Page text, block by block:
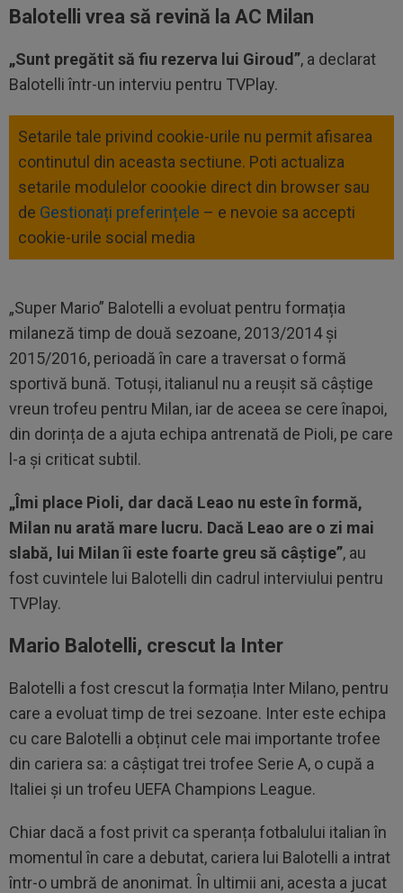
Balotelli vrea să revină la AC Milan
„Sunt pregătit să fiu rezerva lui Giroud”, a declarat
Balotelli într-un interviu pentru TVPlay.
Setarile tale privind cookie-urile nu permit afisarea
continutul din aceasta sectiune. Poti actualiza
setarile modulelor coookie direct din browser sau
de Gestionați preferințele – e nevoie sa accepti
cookie-urile social media
„Super Mario” Balotelli a evoluat pentru formația
milaneză timp de două sezoane, 2013/2014 și
2015/2016, perioadă în care a traversat o formă
sportivă bună. Totuși, italianul nu a reușit să câștige
vreun trofeu pentru Milan, iar de aceea se cere înapoi,
din dorința de a ajuta echipa antrenată de Pioli, pe care
l-a și criticat subtil.
„Îmi place Pioli, dar dacă Leao nu este în formă,
Milan nu arată mare lucru. Dacă Leao are o zi mai
slabă, lui Milan îi este foarte greu să câștige”, au
fost cuvintele lui Balotelli din cadrul interviului pentru
TVPlay.
Mario Balotelli, crescut la Inter
Balotelli a fost crescut la formația Inter Milano, pentru
care a evoluat timp de trei sezoane. Inter este echipa
cu care Balotelli a obținut cele mai importante trofee
din cariera sa: a câștigat trei trofee Serie A, o cupă a
Italiei și un trofeu UEFA Champions League.
Chiar dacă a fost privit ca speranța fotbalului italian în
momentul în care a debutat, cariera lui Balotelli a intrat
într-o umbră de anonimat. În ultimii ani, acesta a jucat